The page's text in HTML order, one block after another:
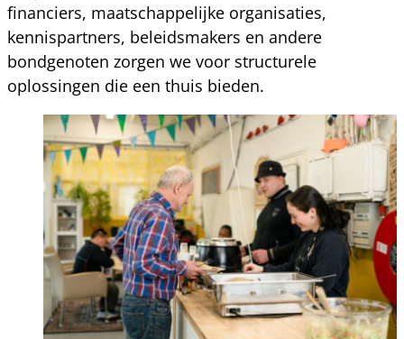
financiers, maatschappelijke organisaties,
kennispartners, beleidsmakers en andere
bondgenoten zorgen we voor structurele
oplossingen die een thuis bieden.